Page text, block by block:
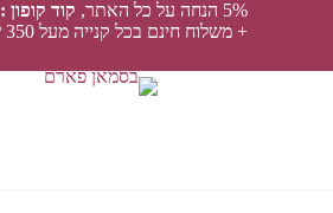
5% הנחה על כל האתר,
קוד קופון : cl5pe
+ משלוח חינם בכל קנייה מעל 350 ש״ח!